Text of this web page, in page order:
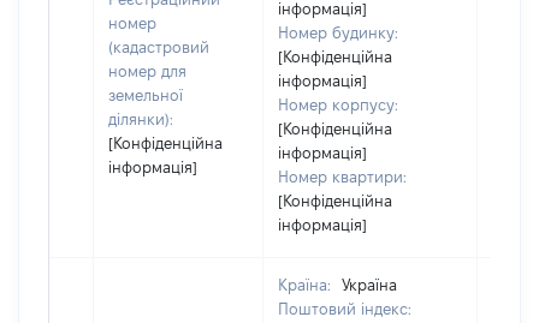
номер
(кадастровий
номер для
земельної
ділянки):
[Конфіденційна
інформація]
інформація]
Номер будинку:
[Конфіденційна
інформація]
Номер корпусу:
[Конфіденційна
інформація]
Номер квартири:
[Конфіденційна
інформація]
Країна:
Україна
Поштовий індекс: